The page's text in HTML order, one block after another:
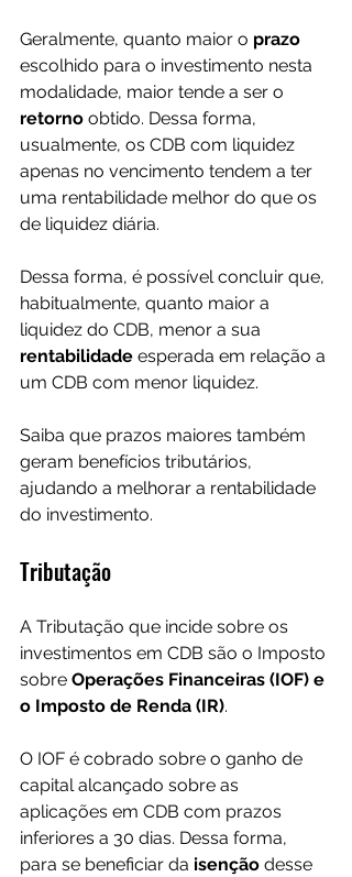
Geralmente, quanto maior o prazo
escolhido para o investimento nesta
modalidade, maior tende a ser o
retorno obtido. Dessa forma,
usualmente, os CDB com liquidez
apenas no vencimento tendem a ter
uma rentabilidade melhor do que os
de liquidez diária.
Dessa forma, é possível concluir que,
habitualmente, quanto maior a
liquidez do CDB, menor a sua
rentabilidade esperada em relação a
um CDB com menor liquidez.
Saiba que prazos maiores também
geram benefícios tributários,
ajudando a melhorar a rentabilidade
do investimento.
Tributação
A Tributação que incide sobre os
investimentos em CDB são o Imposto
sobre Operações Financeiras (IOF) e
o Imposto de Renda (IR).
O IOF é cobrado sobre o ganho de
capital alcançado sobre as
aplicações em CDB com prazos
inferiores a 30 dias. Dessa forma,
para se beneficiar da isenção desse